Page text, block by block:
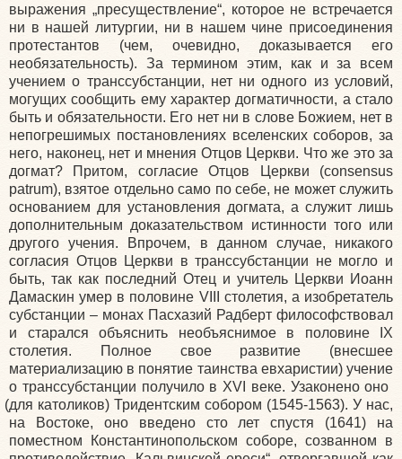
выражения „пресуществление“, которое не встречается
ни в нашей литургии, ни в нашем чине присоединения
протестантов
(чем, очевидно, доказывается его
необязательность). За термином этим, как и за всем
учением о транссубстанции, нет ни одного из условий,
могущих сообщить ему характер догматичности, а стало
быть и обязательности. Его нет ни в слове Божием, нет в
непогрешимых постановлениях вселенских соборов, за
него, наконец, нет и мнения Отцов Церкви. Что же это за
догмат? Притом, согласие Отцов Церкви
(consensus
patrum), взятое отдельно само по себе, не может служить
основанием для установления догмата, а служит лишь
дополнительным доказательством истинности того или
другого учения. Впрочем, в данном случае, никакого
согласия Отцов Церкви в транссубстанции не могло и
быть, так как последний Отец и учитель Церкви Иоанн
Дамаскин умер в половине VIII столетия, а изобретатель
субстанции – монах Пасхазий Радберт философствовал
и старался объяснить необъяснимое в половине IX
столетия. Полное свое развитие
(внесшее
материализацию в понятие таинства евхаристии) учение
о транссубстанции получило в XVI веке. Узаконено оно
(для католиков) Тридентским собором (1545-1563). У нас,
на Востоке, оно введено сто лет спустя
(1641) на
поместном Константинопольском соборе, созванном в